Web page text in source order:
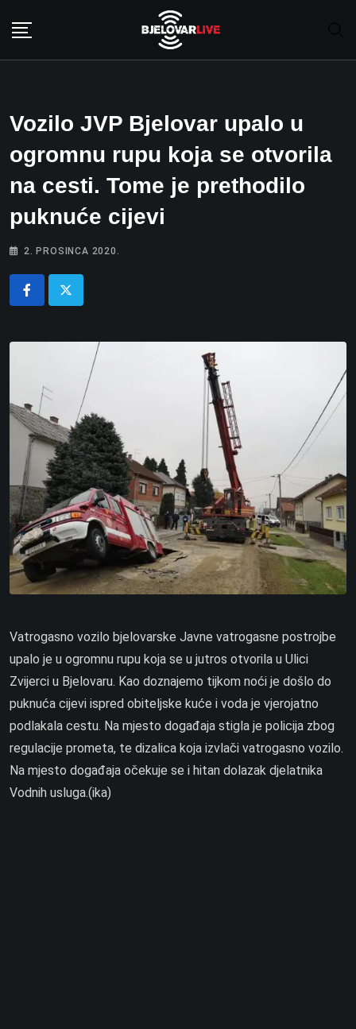
Vozilo JVP Bjelovar upalo u
ogromnu rupu koja se otvorila
na cesti. Tome je prethodilo
puknuće cijevi
2. PROSINCA 2020.
Vatrogasno vozilo bjelovarske Javne vatrogasne postrojbe
upalo je u ogromnu rupu koja se u jutros otvorila u Ulici
Zvijerci u Bjelovaru. Kao doznajemo tijkom noći je došlo do
puknuća cijevi ispred obiteljske kuće i voda je vjerojatno
podlakala cestu. Na mjesto događaja stigla je policija zbog
regulacije prometa, te dizalica koja izvlači vatrogasno vozilo.
Na mjesto događaja očekuje se i hitan dolazak djelatnika
Vodnih usluga.(ika)